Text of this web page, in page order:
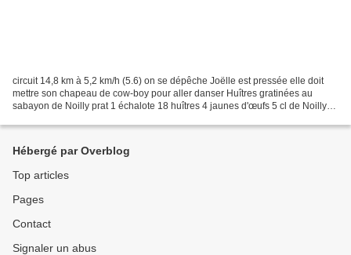
circuit 14,8 km à 5,2 km/h (5.6) on se dépêche Joëlle est pressée elle doit
mettre son chapeau de cow-boy pour aller danser Huîtres gratinées au
sabayon de Noilly prat 1 échalote 18 huîtres 4 jaunes d'œufs 5 cl de Noilly
Hébergé par Overblog
Top articles
Pages
Contact
Signaler un abus